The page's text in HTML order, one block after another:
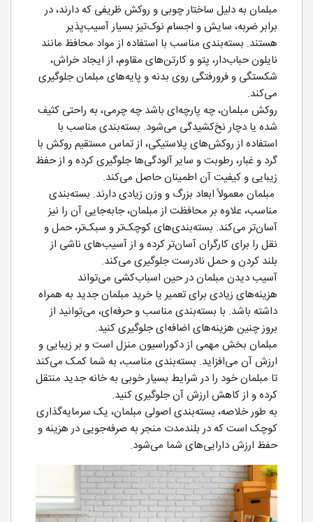
مبلمان به دلیل ساختار چوبی و روکش ظریفی که دارند، در
برابر ضربه، سایش و اجسام نوک‌تیز بسیار آسیب‌پذیر
هستند. بسته‌بندی مناسب با استفاده از مواد محافظ مانند
نایلون حباب‌دار، پتو و کارتن‌های مقاوم، از ایجاد خراش،
شکستگی و فرورفتگی روی بدنه و پایه‌های مبلمان جلوگیری
می‌کند.
روکش مبلمان، چه پارچه‌ای باشد چه چرمی، به راحتی کثیف
شده یا دچار نخ‌کشیدگی می‌شود. بسته‌بندی مناسب با
استفاده از روکش‌های پلاستیکی، از تماس مستقیم روکش با
گرد و غبار، رطوبت و سایر آلودگی‌ها جلوگیری کرده و از حفظ
زیبایی و کیفیت آن اطمینان حاصل می‌کند.
مبلمان معمولاً ابعاد بزرگ و وزن زیادی دارند. بسته‌بندی
مناسب، علاوه بر محافظت از مبلمان، جابه‌جایی آن را نیز
آسان‌تر می‌کند. بسته‌بندی‌های کوچک‌تر و سبک‌تر، حمل و
نقل را برای کارگران آسان‌تر کرده و از آسیب‌های ناشی از
بلند کردن و حمل نادرست جلوگیری می‌کند.
آسیب دیدن مبلمان در حین اسباب‌کشی می‌تواند
هزینه‌های زیادی برای تعمیر یا خرید مبلمان جدید به همراه
داشته باشد. با بسته‌بندی مناسب و حرفه‌ای، می‌توانید از
بروز چنین هزینه‌های اضافه‌ای جلوگیری کنید.
مبلمان بخش مهمی از دکوراسیون منزل است و بر زیبایی و
ارزش آن می‌افزاید. بسته‌بندی مناسب، به شما کمک می‌کند
تا مبلمان خود را در شرایط بسیار خوبی به خانه جدید منتقل
کرده و از کاهش ارزش آن جلوگیری کنید.
به طور خلاصه، بسته‌بندی اصولی مبلمان، یک سرمایه‌گذاری
کوچک است که در بلندمدت منجر به صرفه‌جویی در هزینه و
حفظ ارزش دارایی‌های شما می‌شود.